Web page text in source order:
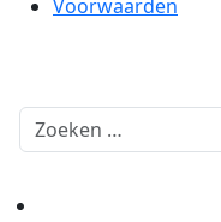
Voorwaarden